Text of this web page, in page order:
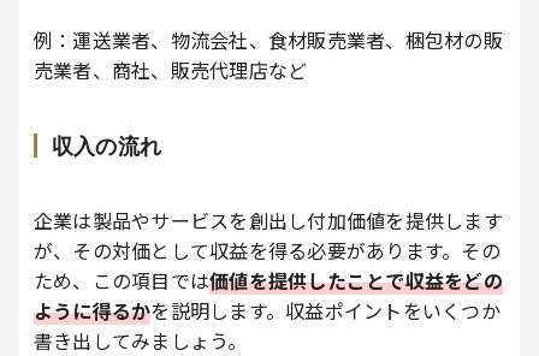
例：運送業者、物流会社、食材販売業者、梱包材の販
売業者、商社、販売代理店など
収入の流れ
企業は製品やサービスを創出し付加価値を提供します
が、その対価として収益を得る必要があります。その
ため、この項目では価値を提供したことで収益をどの
ように得るかを説明します。収益ポイントをいくつか
書き出してみましょう。